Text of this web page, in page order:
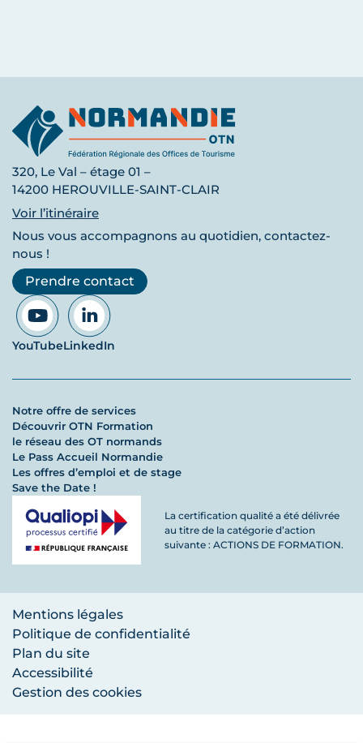
320, Le Val – étage 01 –
14200 HEROUVILLE-SAINT-CLAIR
Voir l’itinéraire
Nous vous accompagnons au quotidien, contactez-
nous !
Prendre contact
YouTubeLinkedIn
Notre offre de services
Découvrir OTN Formation
le réseau des OT normands
Le Pass Accueil Normandie
Les offres d’emploi et de stage
Save the Date !
La certification qualité a été délivrée
au titre de la catégorie d’action
suivante : ACTIONS DE FORMATION.
Mentions légales
Politique de confidentialité
Plan du site
Accessibilité
Gestion des cookies